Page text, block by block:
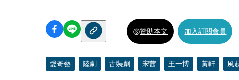
贊助本文 加入訂閱會員
愛奇藝 陸劇 古裝劇 宋茜 王一博 黃軒 風